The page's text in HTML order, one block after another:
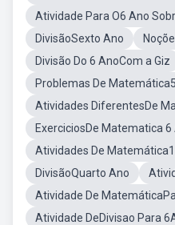
Atividade Para O6 Ano
DivisãoSexto Ano
Divisão Do 6 AnoCom a Giz
Problemas De
Atividades DiferentesDe
ExerciciosDe Matematica 6
Atividades De
DivisãoQuarto Ano
Atividade De
Atividade DeDivisao Para